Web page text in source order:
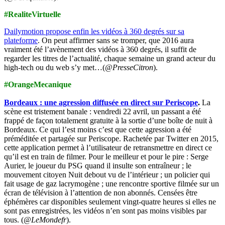
#RealiteVirtuelle
Dailymotion propose enfin les vidéos à 360 degrés sur sa
plateforme. On peut affirmer sans se tromper, que 2016 aura
vraiment été l’avènement des vidéos à 360 degrés, il suffit de
regarder les titres de l’actualité, chaque semaine un grand acteur du
high-tech ou du web s’y met…(@PresseCitron).
#OrangeMecanique
Bordeaux : une agression diffusée en direct sur Periscope. La
scène est tristement banale : vendredi 22 avril, un passant a été
frappé de façon totalement gratuite à la sortie d’une boîte de nuit à
Bordeaux. Ce qui l’est moins c’est que cette agression a été
préméditée et partagée sur Periscope. Rachetée par Twitter en 2015,
cette application permet à l’utilisateur de retransmettre en direct ce
qu’il est en train de filmer. Pour le meilleur et pour le pire : Serge
Aurier, le joueur du PSG quand il insulte son entraîneur ; le
mouvement citoyen Nuit debout vu de l’intérieur ; un policier qui
fait usage de gaz lacrymogène ; une rencontre sportive filmée sur un
écran de télévision à l’attention de non abonnés. Censées être
éphémères car disponibles seulement vingt-quatre heures si elles ne
sont pas enregistrées, les vidéos n’en sont pas moins visibles par
tous. (@LeMondefr).